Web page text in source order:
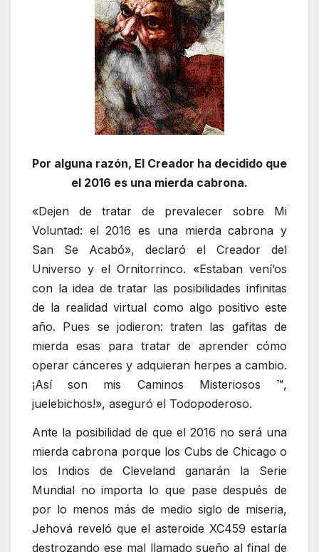
Por alguna razón, El Creador ha decidido que
el 2016 es una mierda cabrona.
«Dejen de tratar de prevalecer sobre Mi
Voluntad: el 2016 es una mierda cabrona y
San Se Acabó», declaró el Creador del
Universo y el Ornitorrinco. «Estaban vení’os
con la idea de tratar las posibilidades infinitas
de la realidad virtual como algo positivo este
año. Pues se jodieron: traten las gafitas de
mierda esas para tratar de aprender cómo
operar cánceres y adquieran herpes a cambio.
¡Así son mis Caminos Misteriosos ™,
juelebichos!», aseguró el Todopoderoso.
Ante la posibilidad de que el 2016 no será una
mierda cabrona porque los Cubs de Chicago o
los Indios de Cleveland ganarán la Serie
Mundial no importa lo que pase después de
por lo menos más de medio siglo de miseria,
Jehová reveló que el asteroide XC459 estaría
destrozando ese mal llamado sueño al final de